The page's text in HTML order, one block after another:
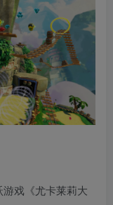
游戏《尤卡莱莉大